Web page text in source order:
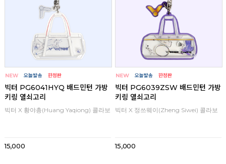
빅터 PG6041HYQ 배드민턴 가방
키링 열쇠고리
빅터 X 황야총(Huang Yaqiong) 콜라보
15,000
빅터 PG6039ZSW 배드민턴 가방
키링 열쇠고리
빅터 X 정쓰웨이(Zheng Siwei) 콜라보
15,000